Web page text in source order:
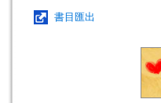
書目匯出